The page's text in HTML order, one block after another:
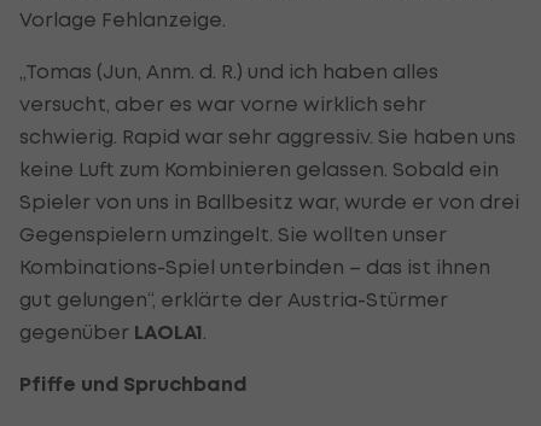
Vorlage Fehlanzeige.
„Tomas (Jun, Anm. d. R.) und ich haben alles
versucht, aber es war vorne wirklich sehr
schwierig. Rapid war sehr aggressiv. Sie haben uns
keine Luft zum Kombinieren gelassen. Sobald ein
Spieler von uns in Ballbesitz war, wurde er von drei
Gegenspielern umzingelt. Sie wollten unser
Kombinations-Spiel unterbinden – das ist ihnen
gut gelungen“, erklärte der Austria-Stürmer
gegenüber LAOLA1
Pfiffe und Spruchband